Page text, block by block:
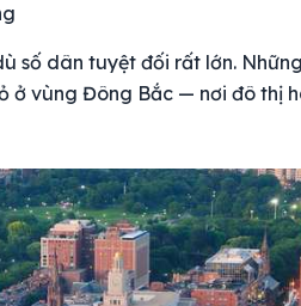
số dân tuyệt đối rất lớn.
ở vùng Đông Bắc — nơi đô thị